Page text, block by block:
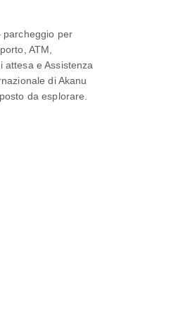
parcheggio per
ATM,
attesa e Assistenza
di Akanu
da esplorare.